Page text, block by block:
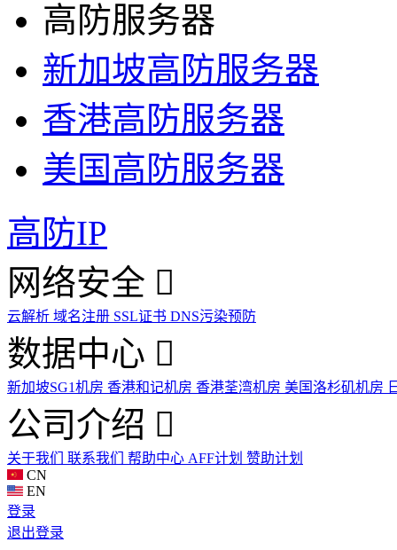
高防服务器
新加坡高防服务器
香港高防服务器
美国高防服务器
高防IP
网络安全
云解析 域名注册 SSL证书 DNS污染预防
数据中心
新加坡SG1机房 香港和记机房 香港荃湾机房 美国洛杉矶机房
公司介绍
关于我们 联系我们 帮助中心 AFF计划 赞助计划
CN
EN
登录
退出登录